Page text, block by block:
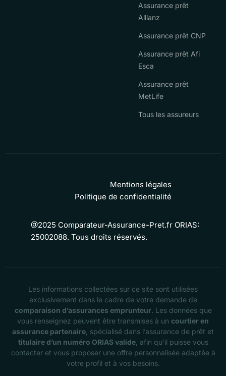
Assurance prêt
Allianz
Assurance prêt CNP
Assurance prêt Afi
Esca
Assurance prêt
MetLife
Tous les assureurs
@2025 Comparateur-Assurance-Pret.fr ORIAS:
25002088. Tous droits réservés.
Mentions légales
Politique de confidentialité
Les informations collectées sur ce site sont utilisées
exclusivement dans le cadre de votre demande de
comparaison d’assurances emprunteur. Les données que
vous renseignez peuvent être transmises à un courtier en
assurance partenaire , spécialisé dans l’assurance de prêt et
titulaire d’un numéro ORIAS valide, afin qu’il puisse vous
contacter et vous proposer une offre personnalisée adaptée à
votre profil et à vos besoins.